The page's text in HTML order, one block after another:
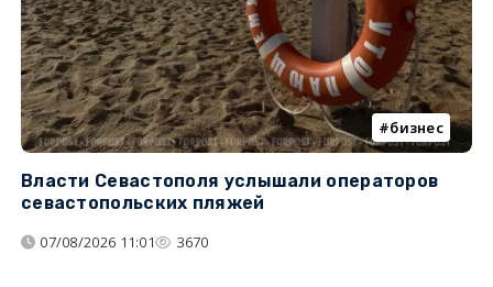
бизнес
Власти Севастополя услышали операторов
севастопольских пляжей
07/08/2026 11:01 3670